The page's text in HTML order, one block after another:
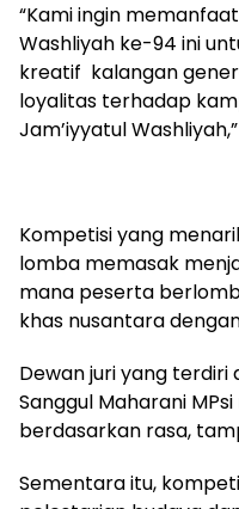
“Kami ingin
Washliyah ke-94 ini
kreatif kalangan
loyalitas terhadap
Jam’iyyatul
Kompetisi yang
lomba memasak
mana peserta
khas nusantara
Dewan juri yang terdiri
Sanggul Maharani
berdasarkan rasa,
Sementara itu,